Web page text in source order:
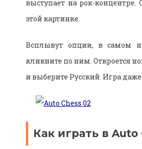
выступает на рок-
этой картинке.
Всплывут опции, в самом
кликните по ним. Откроется
и выберите Русский. Игра
Как играть в Auto